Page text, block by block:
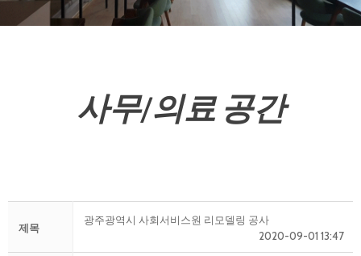
사무/의료 공간
제목
광주광역시 사회서비스원 리모델링 공사
2020-09-01 13:47